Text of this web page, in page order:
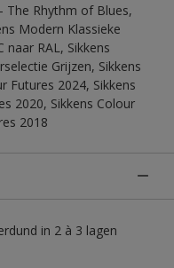
The Rhythm of Blues,
Modern Klassieke
naar RAL, Sikkens
Grijzen, Sikkens
Futures 2024, Sikkens
2020, Sikkens Colour
2018
in 2 à 3 lagen